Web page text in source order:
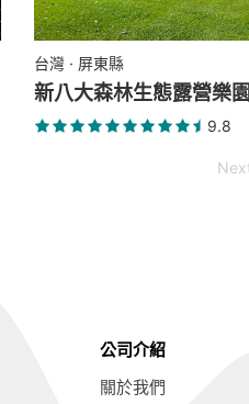
台灣 · 屏東縣
新八大森林生態露營樂園
9.8
公司介紹
關於我們